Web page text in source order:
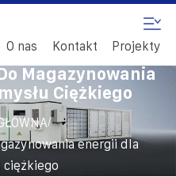
O nas Kontakt Projekty
Magazynowania
Ciężkiego
/
energii dla
ciężkiego